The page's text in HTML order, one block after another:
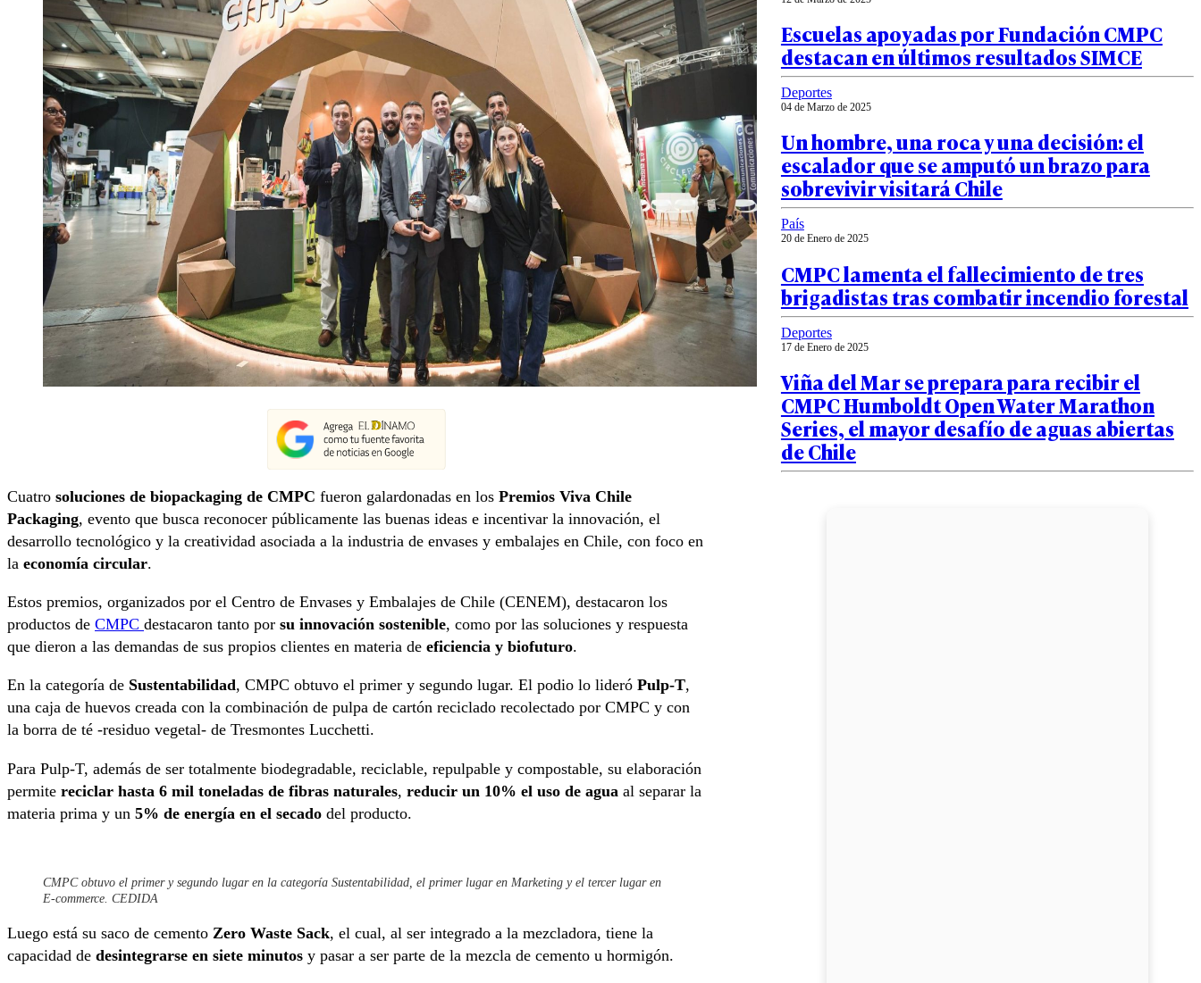
Cuatro soluciones de biopackaging de CMPC fueron galardonadas en los Premios Viva Chile
Packaging, evento que busca reconocer públicamente las buenas ideas e incentivar la innovación, el
desarrollo tecnológico y la creatividad asociada a la industria de envases y embalajes en Chile, con foco en
la economía circular.
Estos premios, organizados por el Centro de Envases y Embalajes de Chile (CENEM), destacaron los
productos de CMPC destacaron tanto por su innovación sostenible, como por las soluciones y respuesta
que dieron a las demandas de sus propios clientes en materia de eficiencia y biofuturo.
En la categoría de Sustentabilidad, CMPC obtuvo el primer y segundo lugar. El podio lo lideró Pulp-T,
una caja de huevos creada con la combinación de pulpa de cartón reciclado recolectado por CMPC y con
la borra de té -residuo vegetal- de Tresmontes Lucchetti.
Para Pulp-T, además de ser totalmente biodegradable, reciclable, repulpable y compostable, su elaboración
permite reciclar hasta 6 mil toneladas de fibras naturales, reducir un 10% el uso de agua al separar la
materia prima y un 5% de energía en el secado del producto.
CMPC obtuvo el primer y segundo lugar en la categoría Sustentabilidad, el primer lugar en Marketing y el tercer lugar en
E-commerce. CEDIDA
Luego está su saco de cemento Zero Waste Sack, el cual, al ser integrado a la mezcladora, tiene la
capacidad de desintegrarse en siete minutos y pasar a ser parte de la mezcla de cemento u hormigón.
Escuelas apoyadas por Fundación CMPC
destacan en últimos resultados SIMCE
Deportes
04 de Marzo de 2025
Un hombre, una roca y una decisión: el
escalador que se amputó un brazo para
sobrevivir visitará Chile
País
20 de Enero de 2025
CMPC lamenta el fallecimiento de tres
brigadistas tras combatir incendio forestal
Deportes
17 de Enero de 2025
Viña del Mar se prepara para recibir el
CMPC Humboldt Open Water Marathon
Series, el mayor desafío de aguas abiertas
de Chile